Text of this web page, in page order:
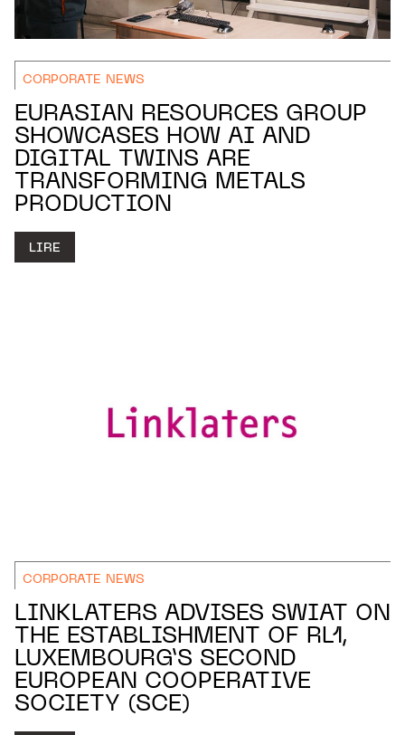
CORPORATE NEWS
EURASIAN RESOURCES GROUP
SHOWCASES HOW AI AND
DIGITAL TWINS ARE
TRANSFORMING METALS
PRODUCTION
LIRE
CORPORATE NEWS
LINKLATERS ADVISES SWIAT ON
THE ESTABLISHMENT OF RL1,
LUXEMBOURG’S SECOND
EUROPEAN COOPERATIVE
SOCIETY (SCE)